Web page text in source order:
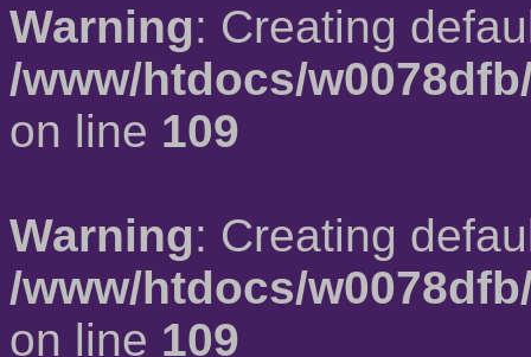
Warning: Creating
/www/htdocs/
on line 109
Warning: Creating
/www/htdocs/
on line 109